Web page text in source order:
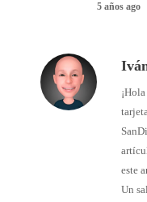
5 años ago
este
Un